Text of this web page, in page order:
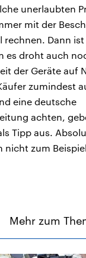
unerlaubten
mit der
rechnen. Dann
es droht auch
der Geräte auf
zumindest
eine deutsche
achten,
Tipp aus.
nicht zum
Mehr zum